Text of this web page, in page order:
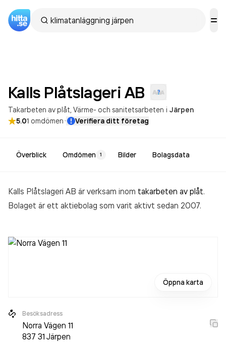
Kalls Plåtslageri AB
Takarbeten av plåt Värme- och sanitetsarbeten i Järpen
5.01 omdömen· Verifiera ditt företag
Överblick Omdömen 1 Bilder Bolagsdata
Kalls Plåtslageri AB är verksam inom takarbeten av plåt.
Bolaget är ett aktiebolag som varit aktivt sedan 2007.
Öppna karta
Besöksadress
Norra Vägen 11
837 31 Järpen